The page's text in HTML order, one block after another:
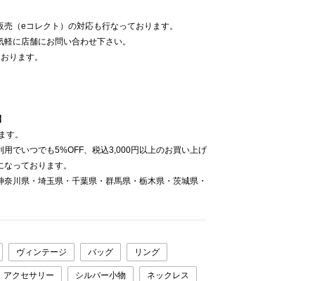
（eコレクト）の対応も行なっております。
に店舗にお問い合わせ下さい。
ります。
す。
用でいつでも5%OFF、税込3,000円以上のお買い上げ
っております。
奈川県・埼玉県・千葉県・群馬県・栃木県・茨城県・
ヴィンテージ バッグ リング
アクセサリー シルバー小物 ネックレス